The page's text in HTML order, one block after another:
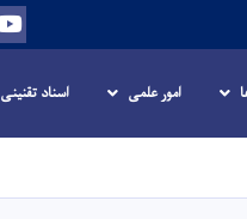
امور علمی اسناد تقنینی